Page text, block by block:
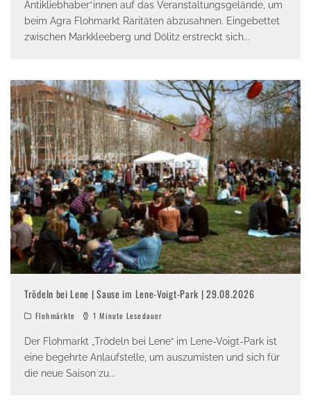
Antikliebhaber*innen auf das Veranstaltungsgelände, um
beim Agra Flohmarkt Raritäten abzusahnen. Eingebettet
zwischen Markkleeberg und Dölitz erstreckt sich...
Trödeln bei Lene | Sause im Lene-Voigt-Park | 29.08.2026
Flohmärkte 1 Minute Lesedauer
Der Flohmarkt „Trödeln bei Lene“ im Lene-Voigt-Park ist
eine begehrte Anlaufstelle, um auszumisten und sich für
die neue Saison zu...